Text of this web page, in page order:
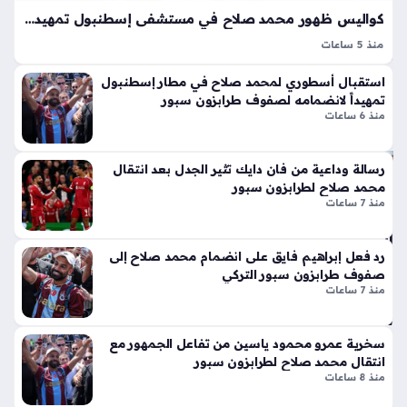
لا
أيق
ونت
ها
الج
دة
ذا
ت
ني
شر
أس
ونا
قل
يرا
منذ
سا
عة
واح
الج
ام
الق
اس
مي
ة
تفت
ح
با
ب
كواليس ظهور محمد صلاح في مستشفى إسطنبول تمهيداً للانضمام إلى طرابزون سبور التركي
منذ 5 ساعات
الخطوة الحاسمة قبل التوقيع الرسمي؛ إذ توجه النجم المصري
صباح اليوم نحو مستشفى أجيبادم ماسلاك بمدينة إسطنبول لإجراء
استقبال أسطوري لمحمد صلاح في مطار إسطنبول
تمهيداً لانضمامه لصفوف طرابزون سبور
منذ 6 ساعات
رسالة وداعية من فان دايك تثير الجدل بعد انتقال
محمد صلاح لطرابزون سبور
منذ 7 ساعات
رد فعل إبراهيم فايق على انضمام محمد صلاح إلى
صفوف طرابزون سبور التركي
منذ 7 ساعات
سخرية عمرو محمود ياسين من تفاعل الجمهور مع
انتقال محمد صلاح لطرابزون سبور
منذ 8 ساعات